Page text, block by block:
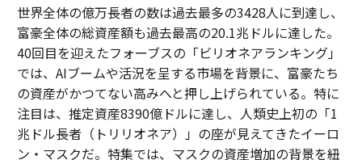
世界全体の億万長者の数は過去最多の3428人に到達し、
富豪全体の総資産額も過去最高の20.1兆ドルに達した。
40回目を迎えたフォーブスの「ビリオネアランキング」
では、AIブームや活況を呈する市場を背景に、富豪たち
の資産がかつてない高みへと押し上げられている。特に
注目は、推定資産8390億ドルに達し、人類史上初の「1
兆ドル長者（トリリオネア）」の座が見えてきたイーロ
ン・マスクだ。特集では、マスクの資産増加の背景を紐